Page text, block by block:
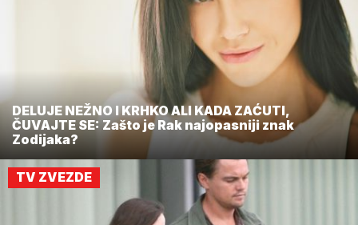
DELUJE NEŽNO I KRHKO ALI KADA ZAĆUTI,
ČUVAJTE SE: Zašto je Rak najopasniji znak
Zodijaka?
TV ZVEZDE